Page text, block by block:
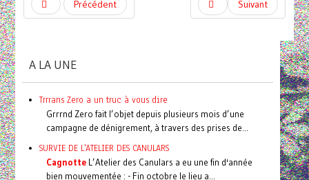
Précédent Suivant
A LA UNE
Trrrans Zero a un truc à vous dire
Grrrnd Zero fait l’objet depuis plusieurs mois d’une
campagne de dénigrement, à travers des prises de...
SURVIE DE L'ATELIER DES CANULARS
CagnotteL’Atelier des Canulars a eu une fin d'année
bien mouvementée : - Fin octobre le lieu a...